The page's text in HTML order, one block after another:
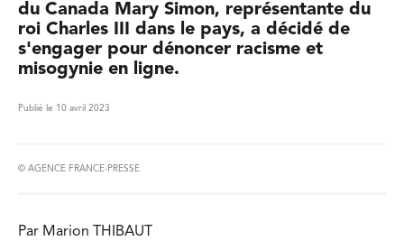
du Canada Mary Simon, représentante du
roi Charles III dans le pays, a décidé de
s'engager pour dénoncer racisme et
misogynie en ligne.
Publié le 10 avril 2023
© AGENCE FRANCE-PRESSE
Par Marion THIBAUT